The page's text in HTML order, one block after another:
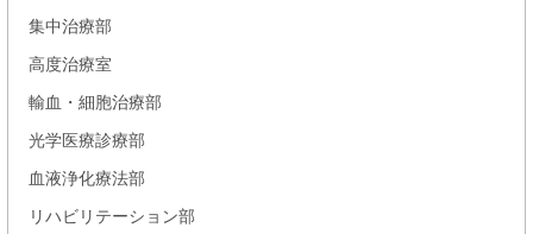
集中治療部
高度治療室
輸血・細胞治療部
光学医療診療部
血液浄化療法部
リハビリテーション部